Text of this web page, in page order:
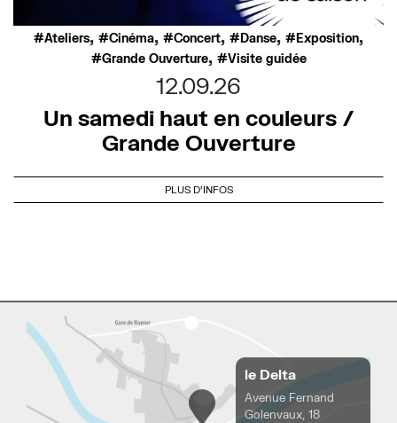
Ateliers, Cinéma, Concert, Danse, Exposition,
Grande Ouverture, Visite guidée
12.09.26
Un samedi haut en couleurs /
Grande Ouverture
PLUS D'INFOS
le Delta
Avenue Fernand
Golenvaux, 18